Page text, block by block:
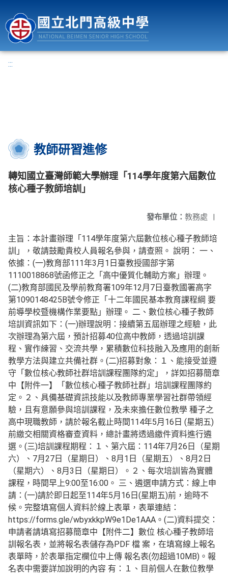
:::
教師研習進修
轉知國立臺灣師範大學辦理「114學年度第六屆數位
核心種子教師培訓」
發布單位： 教務處 |
主旨：本計畫辦理「114學年度第六屆數位核心種子教師培
訓」，敬請鼓勵貴校人員報名參與，請查照。 說明： 一、
依據：(一)教育部111年3月1日臺教授國部字第
1110018868號函修正之「高中優質化輔助方案」辦理。
(二)教育部國民及學前教育署109年12月7日臺教國署高字
第1090148425B號令修正「十二年國民基本教育課程綱 要
前導學校暨機構作業要點」辦理。 二、數位核心種子教師
培訓資訊如下：(一)辦理說明：接續第五屆辦理之經驗，此
次辦理為第六屆，預計招募40位高中教師，透過培訓課
程、實作練習、交流共學，累積數位科技融入及應用的創新
教學方法與建立共備社群。(二)招募對象：１、能接受並遵
守「數位核心教師社群培訓課程團隊約定」，詳如招募簡章
中【附件一】「數位核心種子教師社群」培訓課程團隊約
定。２、具備基礎資訊技能以及教師專業學習社群帶領經
驗，且有意願參與培訓課程，及未來擔任數位教學 種子之
高中現職教師，請於報名截止時間114年5月16日 (星期五)
前繳交相關資格審查資料，總計畫將透過繳件資料進行遴
選。(三)培訓課程期程：１、第六屆：114年7月26日（星期
六）、7月27日（星期日）、8月1日（星期五）、8月2日
（星期六）、8月3日（星期日）。２、每次培訓皆為實體
課程，時間早上9:00至16:00。 三、遴選申請方式：線上申
請：(一)請於即日起至114年5月16日(星期五)前，逾時不
候。完整填寫個人資料於線上表單，表單連結：
https://forms.gle/wbyxkkpW9e1De1AAA。(二)資料提交：
申請者請填寫招募簡章中【附件二】數位 核心種子教師培
訓報名表，並將報名表儲存為PDF 檔 案，在填寫線上報名
表單時，於表單指定欄位中上傳 報名表(勿超過10MB)。報
名表中需要詳加說明的內容 有：１、目前個人在數位教學